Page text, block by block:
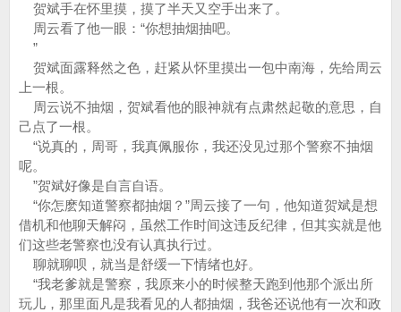
贺斌手在怀里摸，摸了半天又空手出来了。
周云看了他一眼：“你想抽烟抽吧。
”
贺斌面露释然之色，赶紧从怀里摸出一包中南海，先给周云
上一根。
周云说不抽烟，贺斌看他的眼神就有点肃然起敬的意思，自
己点了一根。
“说真的，周哥，我真佩服你，我还没见过那个警察不抽烟
呢。
”贺斌好像是自言自语。
“你怎麽知道警察都抽烟？”周云接了一句，他知道贺斌是想
借机和他聊天解闷，虽然工作时间这违反纪律，但其实就是他
们这些老警察也没有认真执行过。
聊就聊呗，就当是舒缓一下情绪也好。
“我老爹就是警察，我原来小的时候整天跑到他那个派出所
玩儿，那里面凡是我看见的人都抽烟，我爸还说他有一次和政